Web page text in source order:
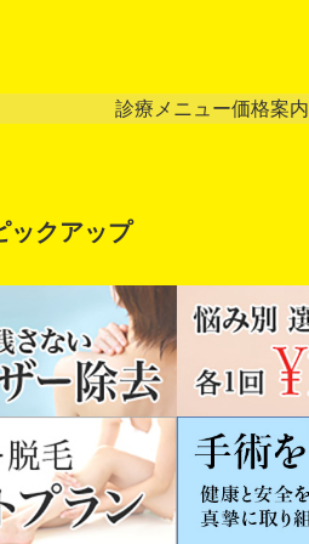
診療メニュー価格案内
ックアップ